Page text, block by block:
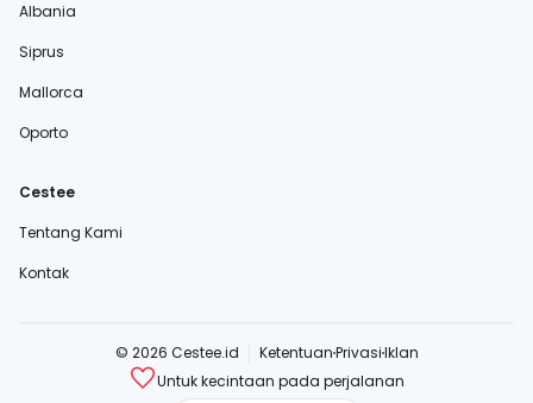
Albania
Siprus
Mallorca
Oporto
Cestee
Tentang Kami
Kontak
© 2026 Cestee.id KetentuanPrivasiIklan
Untuk kecintaan pada perjalanan